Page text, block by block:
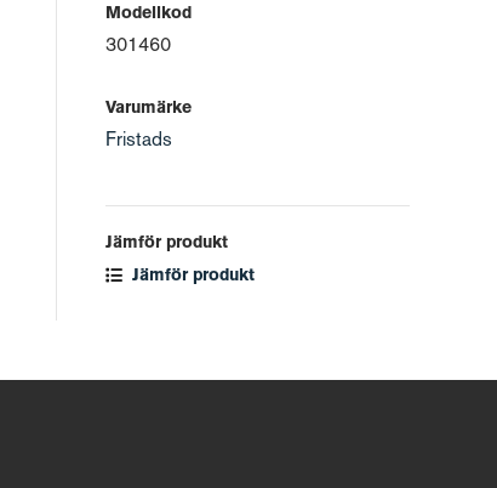
Modellkod
301460
Varumärke
Fristads
Jämför produkt
Jämför produkt